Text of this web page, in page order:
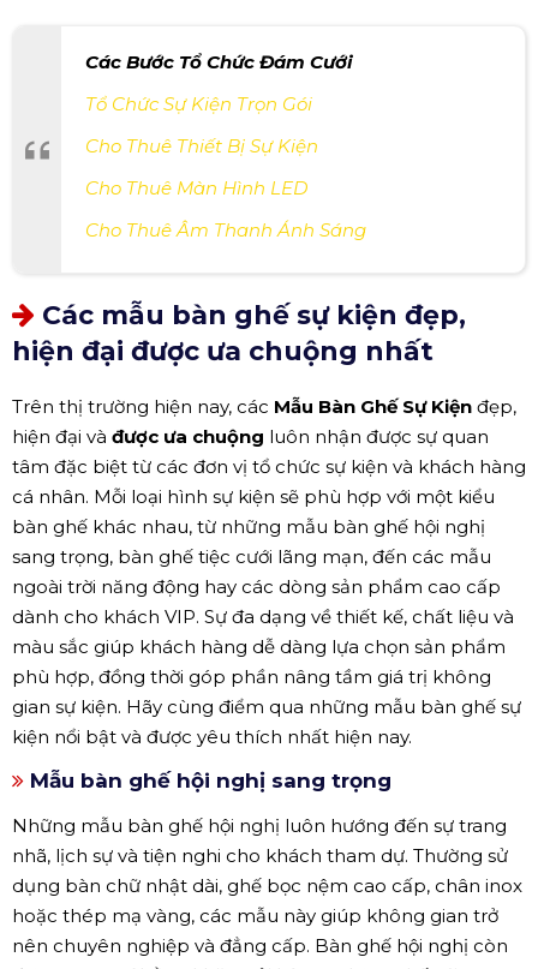
Các Bước Tổ Chức Đám Cưới
Tổ Chức Sự Kiện Trọn Gói
Cho Thuê Thiết Bị Sự Kiện
Cho Thuê Màn Hình LED
Cho Thuê Âm Thanh Ánh Sáng
Các mẫu bàn ghế sự kiện đẹp,
hiện đại được ưa chuộng nhất
Trên thị trường hiện nay, các Mẫu Bàn Ghế Sự Kiện đẹp,
hiện đại và được ưa chuộng luôn nhận được sự quan
tâm đặc biệt từ các đơn vị tổ chức sự kiện và khách hàng
cá nhân. Mỗi loại hình sự kiện sẽ phù hợp với một kiểu
bàn ghế khác nhau, từ những mẫu bàn ghế hội nghị
sang trọng, bàn ghế tiệc cưới lãng mạn, đến các mẫu
ngoài trời năng động hay các dòng sản phẩm cao cấp
dành cho khách VIP. Sự đa dạng về thiết kế, chất liệu và
màu sắc giúp khách hàng dễ dàng lựa chọn sản phẩm
phù hợp, đồng thời góp phần nâng tầm giá trị không
gian sự kiện. Hãy cùng điểm qua những mẫu bàn ghế sự
kiện nổi bật và được yêu thích nhất hiện nay.
Mẫu bàn ghế hội nghị sang trọng
Những mẫu bàn ghế hội nghị luôn hướng đến sự trang
nhã, lịch sự và tiện nghi cho khách tham dự. Thường sử
dụng bàn chữ nhật dài, ghế bọc nệm cao cấp, chân inox
hoặc thép mạ vàng, các mẫu này giúp không gian trở
nên chuyên nghiệp và đẳng cấp. Bàn ghế hội nghị còn